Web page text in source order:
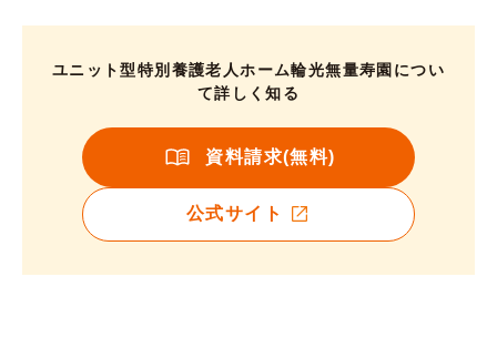
ユニット型特別養護老人ホーム輪光無量寿園につい
て詳しく知る
資料請求(無料)
公式サイト